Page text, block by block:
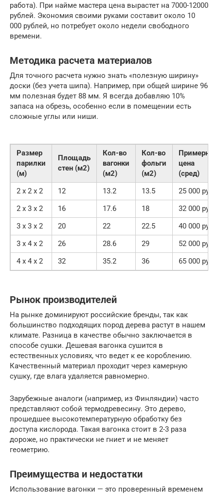
работа). При найме мастера цена вырастет на 7000-12000
рублей. Экономия своими руками составит около 10
000 рублей, но потребует около недели свободного
времени.
Методика расчета материалов
Для точного расчета нужно знать «полезную ширину»
доски (без учета шипа). Например, при общей ширине 96
мм полезная будет 88 мм. Я всегда добавляю 10%
запаса на обрезь, особенно если в помещении есть
сложные углы или ниши.
Размер
парилки
(м)
Площадь
стен (м2)
Кол-во
вагонки
(м2)
Кол-во
фольги
(м2)
Примерная
цена
(сред)
2 х 2 х 2
12 13.2 13.5
25 000 руб.
2 х 3 х 2
16 17.6 18
32 000 руб.
3 х 3 х 2
20 22 22.5
40 000 руб.
3 х 4 х 2
26 28.6 29
52 000 руб.
4 х 4 х 2
32 35.2 36 65 000 руб.
Рынок производителей
На рынке доминируют российские бренды, так как
большинство подходящих пород дерева растут в нашем
климате. Разница в качестве обычно заключается в
способе сушки. Дешевая вагонка сушится в
естественных условиях, что ведет к ее короблению.
Качественный материал проходит через камерную
сушку, где влага удаляется равномерно.
Зарубежные аналоги (например, из Финляндии) часто
представляют собой термодревесину. Это дерево,
прошедшее высокотемпературную обработку без
доступа кислорода. Такая вагонка стоит в 2-3 раза
дороже, но практически не гниет и не меняет
геометрию.
Преимущества и недостатки
Использование вагонки — это проверенный временем